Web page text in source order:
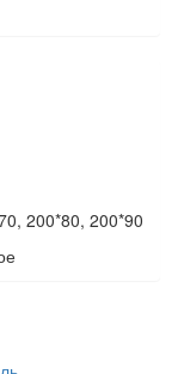
200*80, 200*90